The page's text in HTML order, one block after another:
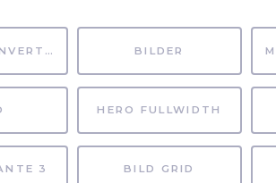
BUTTONS INVERTIERT BILDER
HERO FULLWIDTH
3 BILD GRID